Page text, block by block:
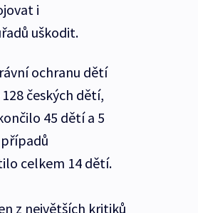
i
uškodit.
ochranu dětí
českých dětí,
45 dětí a 5
celkem 14 dětí.
z největších kritiků